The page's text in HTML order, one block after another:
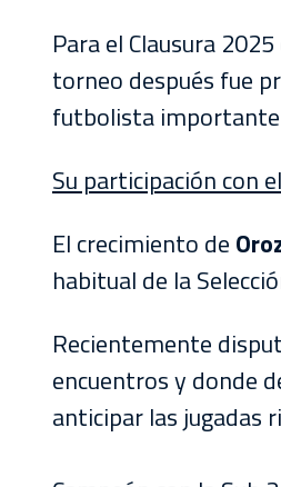
Para el Clausura
torneo después fue
futbolista importante
Su participación con
El crecimiento de
habitual de la
Recientemente
encuentros y donde
anticipar las jugadas